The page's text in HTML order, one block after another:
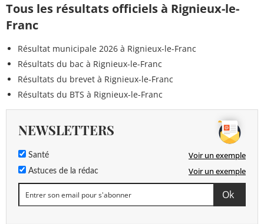
Tous les résultats officiels à Rignieux-le-
Franc
Résultat municipale 2026 à Rignieux-le-Franc
Résultats du bac à Rignieux-le-Franc
Résultats du brevet à Rignieux-le-Franc
Résultats du BTS à Rignieux-le-Franc
NEWSLETTERS
Santé Voir un exemple
Astuces de la rédac Voir un exemple